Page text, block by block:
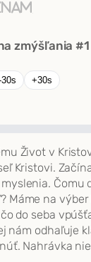
zmýšľania #1
30s +30s
Život v
Kristovi.
Čomu
Máme na
do seba
nám odhaľuje
Nahrávka